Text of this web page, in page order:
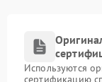
Используются
сертификацию